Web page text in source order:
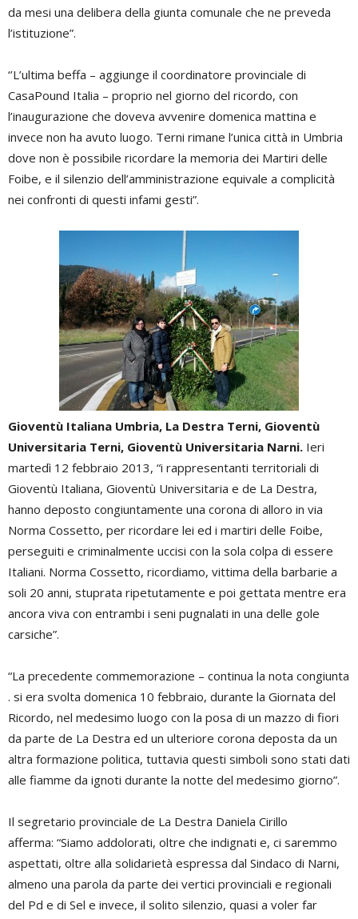
da mesi una delibera della giunta comunale che ne preveda
l’istituzione”.
‘’L’ultima beffa – aggiunge il coordinatore provinciale di
CasaPound Italia – proprio nel giorno del ricordo, con
l’inaugurazione che doveva avvenire domenica mattina e
invece non ha avuto luogo. Terni rimane l’unica città in Umbria
dove non è possibile ricordare la memoria dei Martiri delle
Foibe, e il silenzio dell’amministrazione equivale a complicità
nei confronti di questi infami gesti”.
Gioventù Italiana Umbria, La Destra Terni, Gioventù
Universitaria Terni, Gioventù Universitaria Narni. Ieri
martedì 12 febbraio 2013, “i rappresentanti territoriali di
Gioventù Italiana, Gioventù Universitaria e de La Destra,
hanno deposto congiuntamente una corona di alloro in via
Norma Cossetto, per ricordare lei ed i martiri delle Foibe,
perseguiti e criminalmente uccisi con la sola colpa di essere
Italiani. Norma Cossetto, ricordiamo, vittima della barbarie a
soli 20 anni, stuprata ripetutamente e poi gettata mentre era
ancora viva con entrambi i seni pugnalati in una delle gole
carsiche”.
“La precedente commemorazione – continua la nota congiunta
. si era svolta domenica 10 febbraio, durante la Giornata del
Ricordo, nel medesimo luogo con la posa di un mazzo di fiori
da parte de La Destra ed un ulteriore corona deposta da un
altra formazione politica, tuttavia questi simboli sono stati dati
alle fiamme da ignoti durante la notte del medesimo giorno”.
Il segretario provinciale de La Destra Daniela Cirillo
afferma: “Siamo addolorati, oltre che indignati e, ci saremmo
aspettati, oltre alla solidarietà espressa dal Sindaco di Narni,
almeno una parola da parte dei vertici provinciali e regionali
del Pd e di Sel e invece, il solito silenzio, quasi a voler far